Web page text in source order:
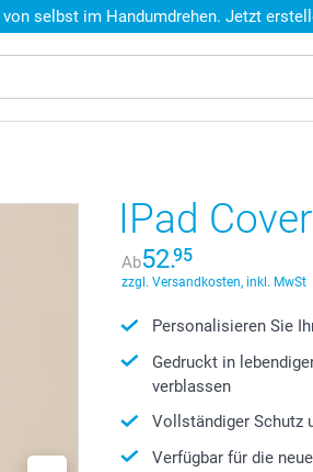
selbst im Handumdrehen. Jetzt
IPad
Ab52.95
zzgl. Versandkosten, inkl. MwSt
Personalisieren Sie
Gedruckt in
verblassen
Vollständiger Schutz
Verfügbar für die